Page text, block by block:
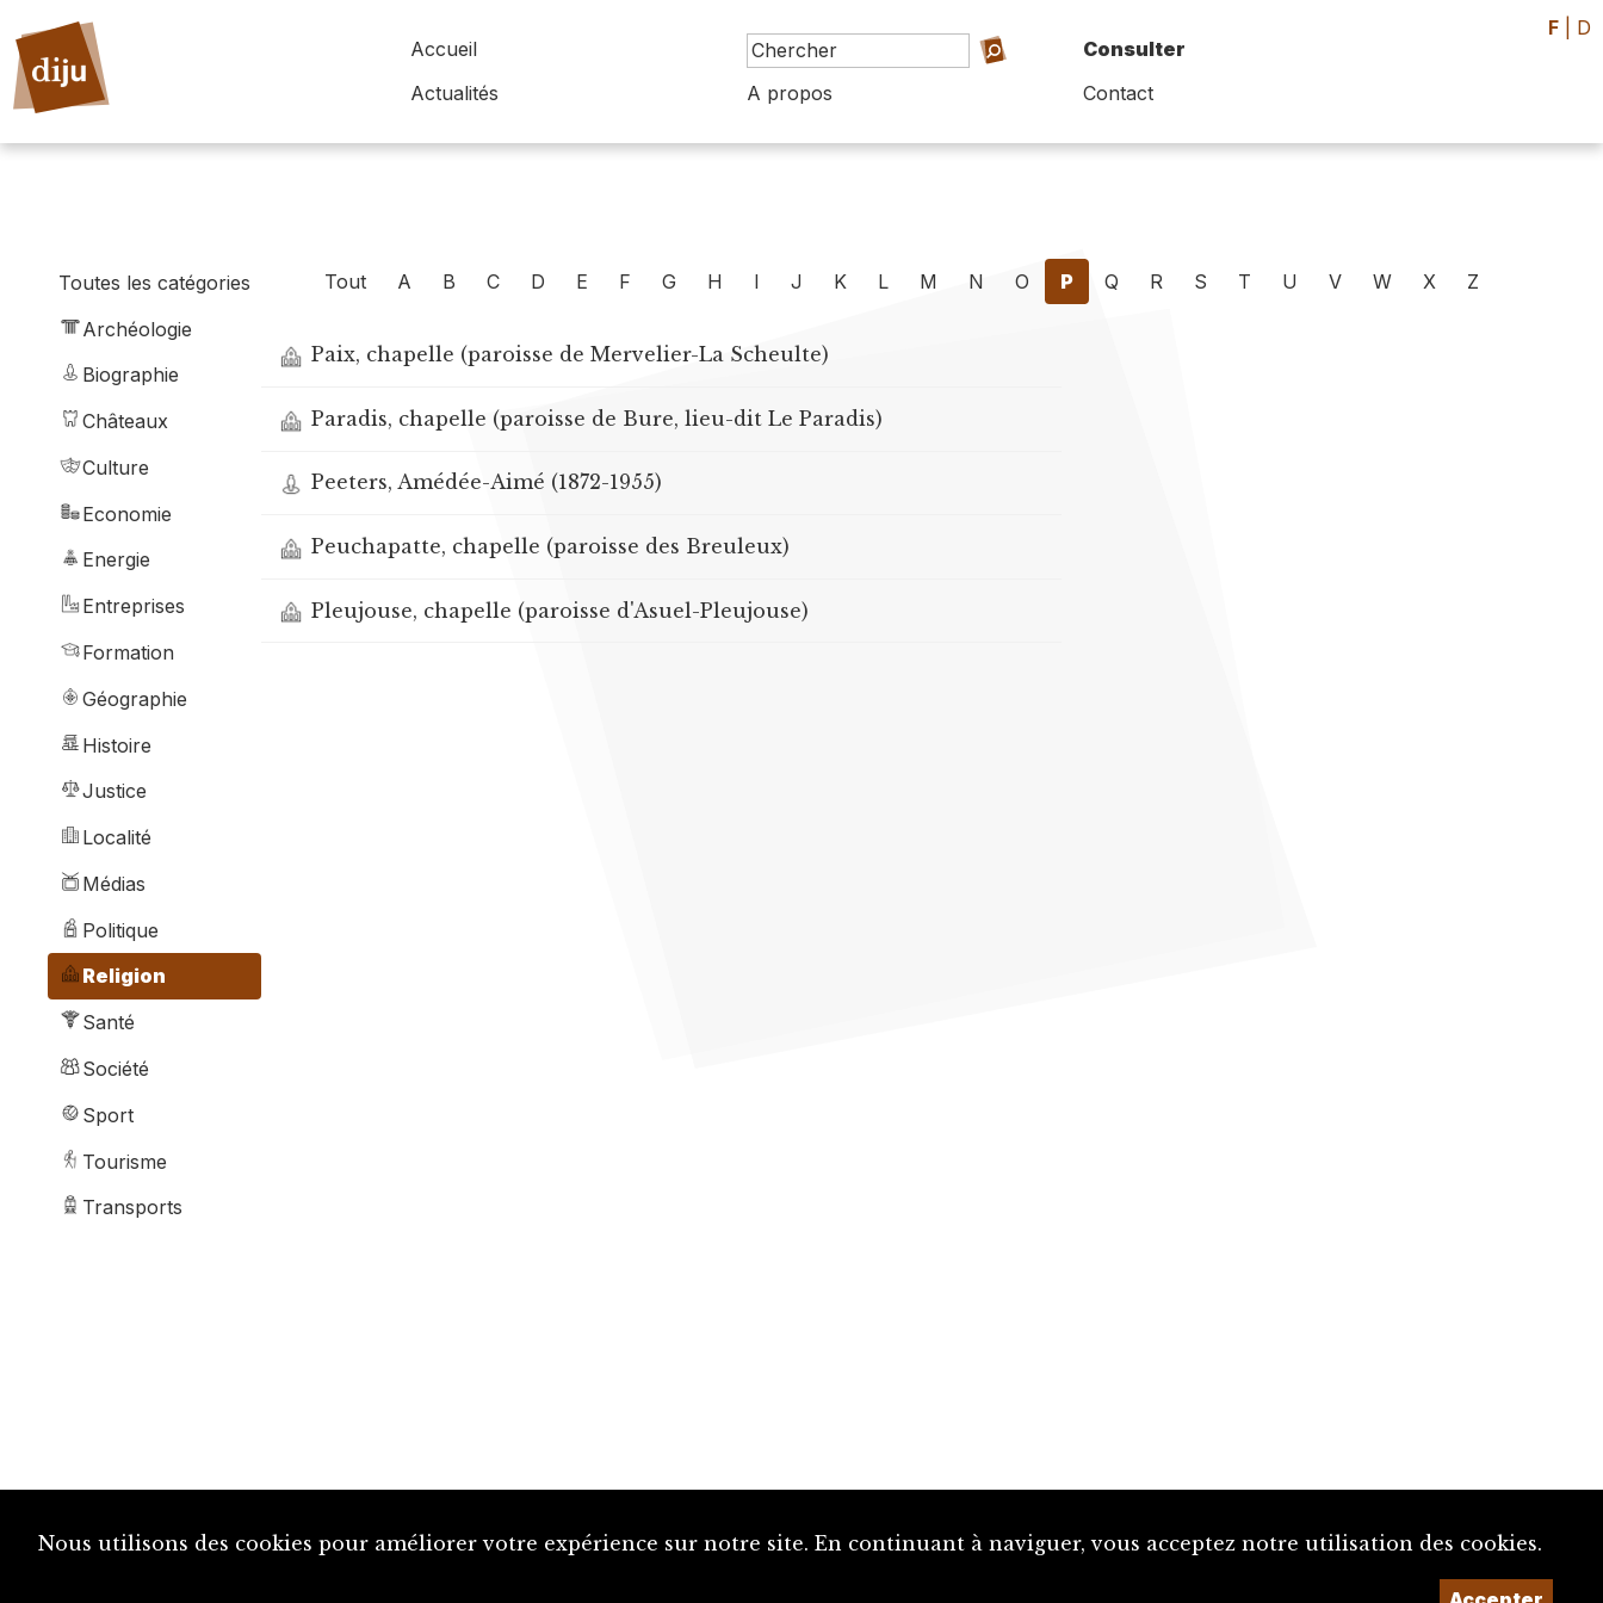
Accueil
Consulter
Actualités
A propos Contact
F D
Toutes les catégories
Archéologie
Biographie
Châteaux
Culture
Economie
Energie
Entreprises
Formation
Géographie
Histoire
Justice
Localité
Médias
Politique
Religion
Santé
Société
Sport
Tourisme
Transports
Tout A B C D E F G H I J K L M N O P Q R S T U V W X Z
Paix, chapelle (paroisse de Mervelier-La Scheulte)
Paradis, chapelle (paroisse de Bure, lieu-dit Le Paradis)
Peeters, Amédée-Aimé (1872-1955)
Peuchapatte, chapelle (paroisse des Breuleux)
Pleujouse, chapelle (paroisse d'Asuel-Pleujouse)
Nous utilisons des cookies pour améliorer votre expérience sur notre site. En continuant à naviguer, vous acceptez notre utilisation des cookies.